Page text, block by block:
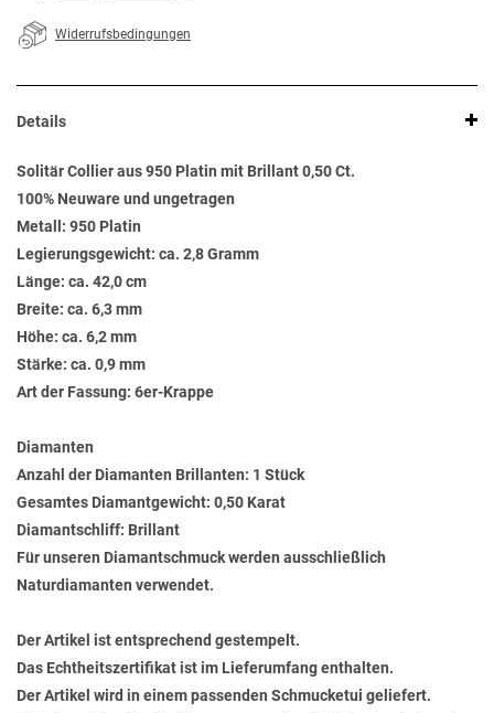
Widerrufsbedingungen
Details
Solitär Collier aus 950 Platin mit Brillant 0,50 Ct.
100% Neuware und ungetragen
Metall: 950 Platin
Legierungsgewicht: ca. 2,8 Gramm
Länge: ca. 42,0 cm
Breite: ca. 6,3 mm
Höhe: ca. 6,2 mm
Stärke: ca. 0,9 mm
Art der Fassung: 6er-Krappe
Diamanten
Anzahl der Diamanten Brillanten: 1 Stück
Gesamtes Diamantgewicht: 0,50 Karat
Diamantschliff: Brillant
Für unseren Diamantschmuck werden ausschließlich
Naturdiamanten verwendet.
Der Artikel ist entsprechend gestempelt.
Das Echtheitszertifikat ist im Lieferumfang enthalten.
Der Artikel wird in einem passenden Schmucketui geliefert.